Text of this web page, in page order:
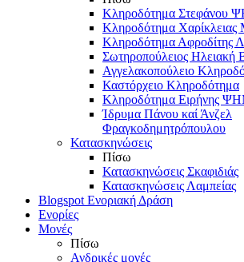
Κληροδότημα
Κληροδότημα Χαρίκλειας
Κληροδότημα Αφροδίτης
Σωτηροπούλειος Ηλειακή
Αγγελακοπούλειο
Καστόρχειο Κληροδότημα
Κληροδότημα Ειρήνης
Ίδρυμα Πάνου καί Άνζελ
Φραγκοδημητρόπουλου
Κατασκηνώσεις
Πίσω
Κατασκηνώσεις Σκαφιδιάς
Κατασκηνώσεις Λαμπείας
Blogspot Ενοριακή Δράση
Ενορίες
Μονές
Πίσω
Ανδρικές μονές